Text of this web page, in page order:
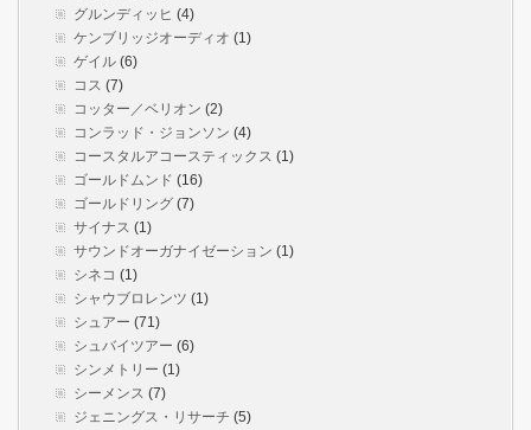
グルンディッヒ (4)
ケンブリッジオーディオ (1)
ゲイル (6)
コス (7)
コッター／ベリオン (2)
コンラッド・ジョンソン (4)
コースタルアコースティックス (1)
ゴールドムンド (16)
ゴールドリング (7)
サイナス (1)
サウンドオーガナイゼーション (1)
シネコ (1)
シャウブロレンツ (1)
シュアー (71)
シュバイツアー (6)
シンメトリー (1)
シーメンス (7)
ジェニングス・リサーチ (5)